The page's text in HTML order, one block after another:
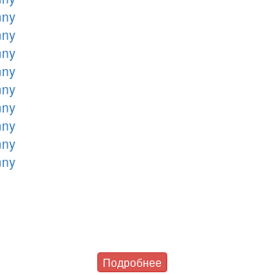
Подробнее